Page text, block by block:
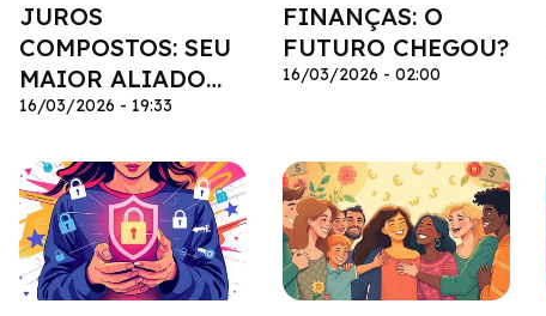
JUROS
COMPOSTOS: SEU
MAIOR ALIADO
FINANCEIRO
16/03/2026 - 19:33
FINANÇAS: O
FUTURO CHEGOU?
16/03/2026 - 02:00